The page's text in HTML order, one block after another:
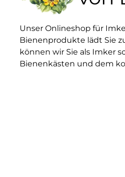
Unser Onlineshop für
Bienenprodukte lädt Sie
können wir Sie als Imker
Bienenkästen und dem